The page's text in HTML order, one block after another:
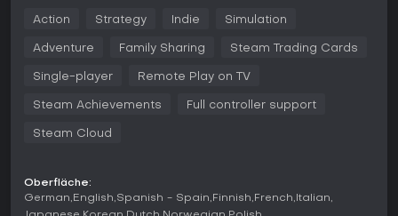
mit grundlegenden Bedürfnissen wie Hunger, Durst,
Müdigkeit und Körpertemperatur. Jede Aktion verbraucht
sammeln, jagen oder ruhen? Spieler durchsuchen die Welt
Kleidung und Waffen und kämpfen gegen Leiden wie
verfolgen sie Wölfe, Bären und Hirsche, doch Raubtiere
Sammeln über mehr als 50 Quadratkilometer Terrain von
Küstenstädten bis zu fernen Bergen. Infos liefern
Action Strategy Indie Simulation
Adventure Family Sharing Steam Trading Cards
Single-player Remote Play on TV
Steam Achievements Full controller support
Steam Cloud
Oberfläche:
German English Spanish - Spain Finnish French Italian